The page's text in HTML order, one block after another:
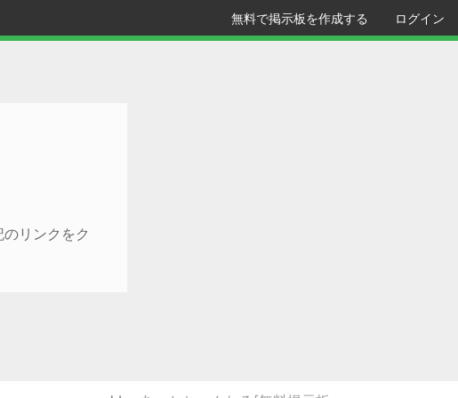
無料で掲示板を作成する ログイン
リンクをク